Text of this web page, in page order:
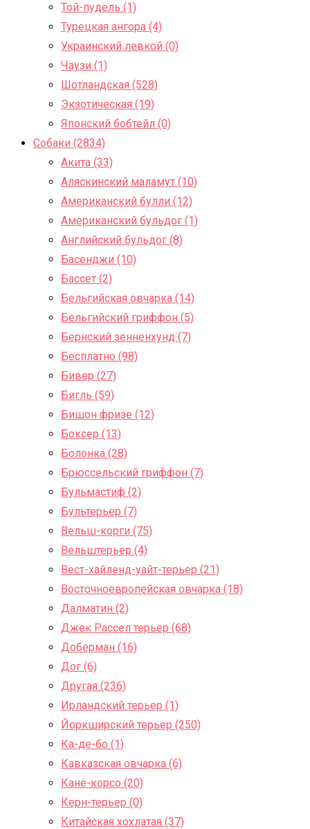
Той-пудель (1)
Турецкая ангора (4)
Украинский левкой (0)
Чаузи (1)
Шотландская (528)
Экзотическая (19)
Японский бобтейл (0)
Собаки (2834)
Акита (33)
Аляскинский маламут (10)
Американский булли (12)
Американский бульдог (1)
Английский бульдог (8)
Басенджи (10)
Бассет (2)
Бельгийская овчарка (14)
Бельгийский гриффон (5)
Бернский зенненхунд (7)
Бесплатно (98)
Бивер (27)
Бигль (59)
Бишон фризе (12)
Боксер (13)
Болонка (28)
Брюссельский гриффон (7)
Бульмастиф (2)
Бультерьер (7)
Вельш-корги (75)
Вельштерьер (4)
Вест-хайленд-уайт-терьер (21)
Восточноевропейская овчарка (18)
Далматин (2)
Джек Рассел терьер (68)
Доберман (16)
Дог (6)
Другая (236)
Ирландский терьер (1)
Йоркширский терьер (250)
Ка-де-бо (1)
Кавказская овчарка (6)
Кане-корсо (20)
Керн-терьер (0)
Китайская хохлатая (37)